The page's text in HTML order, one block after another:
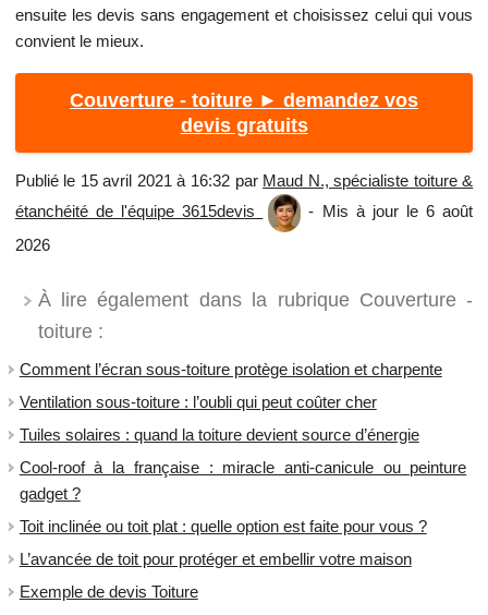
ensuite les devis sans engagement et choisissez celui qui vous
convient le mieux.
Couverture - toiture ► demandez vos
devis gratuits
Publié le 15 avril 2021 à 16:32 par Maud N., spécialiste toiture &
étanchéité de l'équipe 3615devis
- Mis à jour le 6 août
2026
À lire également dans la rubrique Couverture -
toiture :
Comment l’écran sous-toiture protège isolation et charpente
Ventilation sous-toiture : l’oubli qui peut coûter cher
Tuiles solaires : quand la toiture devient source d’énergie
Cool-roof à la française : miracle anti-canicule ou peinture
gadget ?
​Toit inclinée ou toit plat : quelle option est faite pour vous ?
L’avancée de toit pour protéger et embellir votre maison
Exemple de devis Toiture